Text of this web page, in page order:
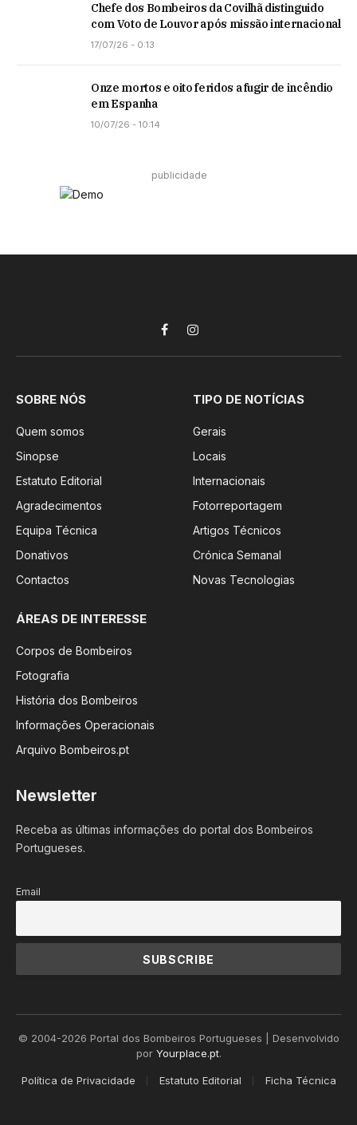
Chefe dos Bombeiros da Covilhã distinguido
com Voto de Louvor após missão internacional
17/07/26 - 0:13
Onze mortos e oito feridos a fugir de incêndio
em Espanha
10/07/26 - 10:14
publicidade
FacebookInstagram
SOBRE NÓS
Quem somos
Sinopse
Estatuto Editorial
Agradecimentos
Equipa Técnica
Donativos
Contactos
TIPO DE NOTÍCIAS
Gerais
Locais
Internacionais
Fotorreportagem
Artigos Técnicos
Crónica Semanal
Novas Tecnologias
ÁREAS DE INTERESSE
Corpos de Bombeiros
Fotografia
História dos Bombeiros
Informações Operacionais
Arquivo Bombeiros.pt
Newsletter
Receba as últimas informações do portal dos Bombeiros
Portugueses.
Email
© 2004-2026 Portal dos Bombeiros Portugueses | Desenvolvido
por Yourplace.pt.
Política de Privacidade Estatuto Editorial Ficha Técnica